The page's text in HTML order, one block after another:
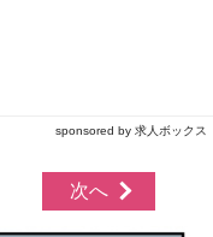
sponsored by 求人ボックス
次へ